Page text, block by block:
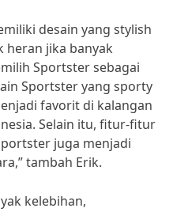
desain yang stylish
heran jika banyak
Sportster sebagai
Sportster yang sporty
favorit di kalangan
Selain itu, fitur-fitur
juga menjadi
tambah Erik.
kelebihan,